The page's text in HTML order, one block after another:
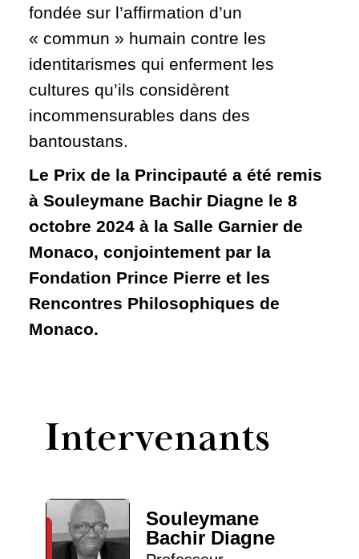
fondée sur l’affirmation d’un
« commun » humain contre les
identitarismes qui enferment les
cultures qu’ils considèrent
incommensurables dans des
bantoustans.
Le Prix de la Principauté a été remis
à Souleymane Bachir Diagne le 8
octobre 2024 à la Salle Garnier de
Monaco, conjointement par la
Fondation Prince Pierre et les
Rencontres Philosophiques de
Monaco.
Intervenants
Souleymane
Bachir Diagne